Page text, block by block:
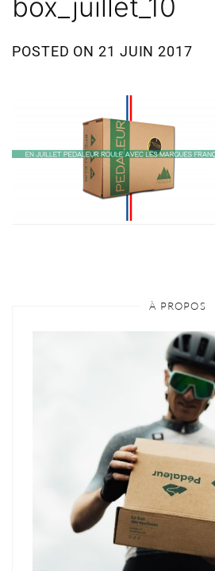
box_juillet_10
POSTED ON21 JUIN 2017
À PROPOS